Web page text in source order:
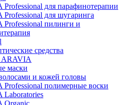
для парафинотерапии
для шугаринга
Professional пилинги и
средства
маски
и кожей головы
Professional полимерные воски
Laboratories
Organic